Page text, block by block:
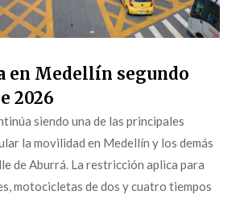
en Medellín segundo
2026
siendo una de las principales
la movilidad en Medellín y los demás
de Aburrá. La restricción aplica para
motocicletas de dos y cuatro tiempos